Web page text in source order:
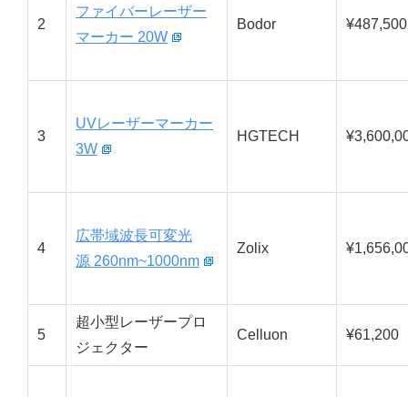
2
ファイバーレーザー
マーカー 20W
Bodor ¥487,500
3
UVレーザーマーカー
3W
HGTECH
4
広帯域波長可変光
源 260nm~1000nm
Zolix
5
超小型レーザープロ
ジェクター
Celluon ¥61,200